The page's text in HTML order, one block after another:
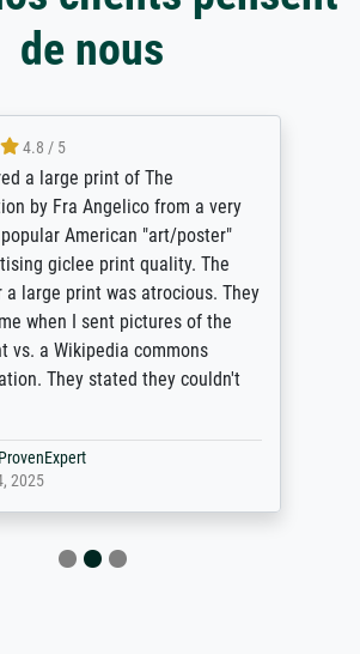
de nous
4.8 / 5
a large print of The
by Fra Angelico from a very
American "art/poster"
giclee print quality. The
large print was atrocious. They
when I sent pictures of the
vs. a Wikipedia commons
They stated they couldn't
ProvenExpert
2025